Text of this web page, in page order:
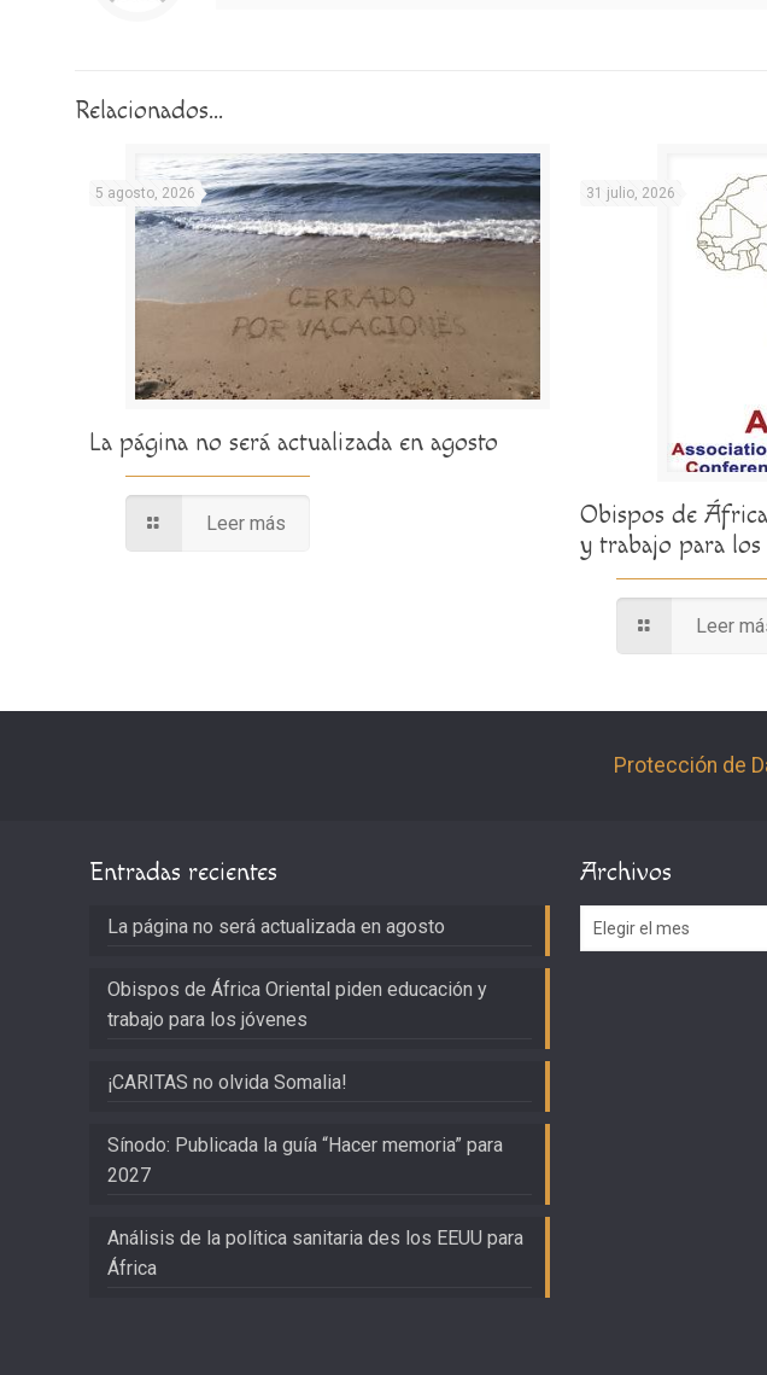
Relacionados...
5 agosto, 2026
La página no será actualizada en agosto
Leer más
31 julio, 2026
Obispos de
y trabajo para los
Leer
Protección de
Entradas recientes
La página no será actualizada en agosto
Obispos de África Oriental piden educación y
trabajo para los jóvenes
¡CARITAS no olvida Somalia!
Sínodo: Publicada la guía “Hacer memoria” para
2027
Análisis de la política sanitaria des los EEUU para
África
Archivos
Archivos